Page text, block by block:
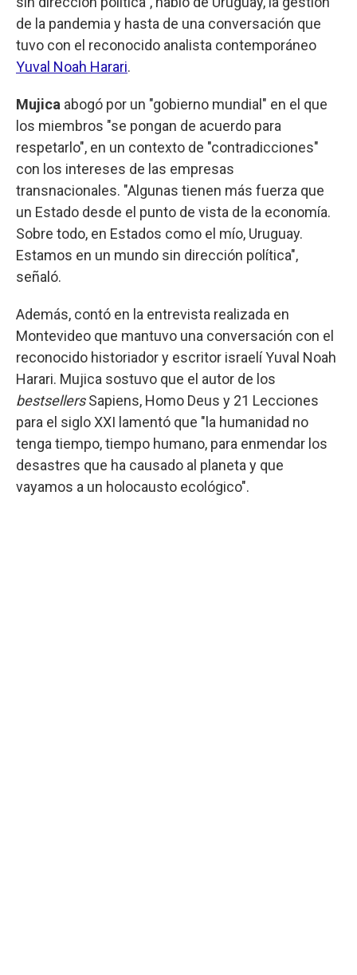
de la pandemia y hasta de una conversación que
tuvo con el reconocido analista contemporáneo
Yuval Noah Harari.
Mujica abogó por un "gobierno mundial" en el que
los miembros "se pongan de acuerdo para
respetarlo", en un contexto de "contradicciones"
con los intereses de las empresas
transnacionales. "Algunas tienen más fuerza que
un Estado desde el punto de vista de la economía.
Sobre todo, en Estados como el mío, Uruguay.
Estamos en un mundo sin dirección política",
señaló.
Además, contó en la entrevista realizada en
Montevideo que mantuvo una conversación con el
reconocido historiador y escritor israelí Yuval Noah
Harari. Mujica sostuvo que el autor de los
bestsellersSapiens, Homo Deus y 21 Lecciones
para el siglo XXI lamentó que "la humanidad no
tenga tiempo, tiempo humano, para enmendar los
desastres que ha causado al planeta y que
vayamos a un holocausto ecológico".